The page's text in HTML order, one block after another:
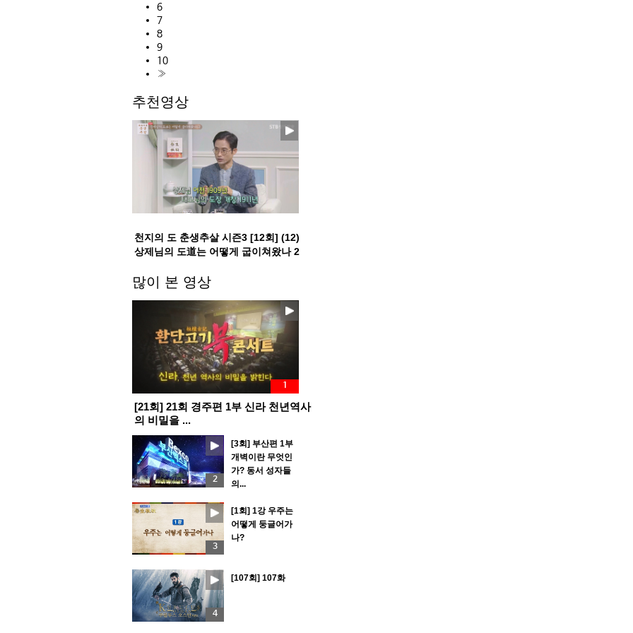
6
7
8
9
10
»
추천영상
천지의 도 춘생추살 시즌3 [12회] (12)
상제님의 도道는 어떻게 굽이쳐왔나 2
많이 본 영상
1
[21회] 21회 경주편 1부 신라 천년역사
의 비밀을 ...
2
[3회] 부산편 1부
개벽이란 무엇인
가? 동서 성자들
의...
3
[1회] 1강 우주는
어떻게 둥글어가
나?
4
[107회] 107화